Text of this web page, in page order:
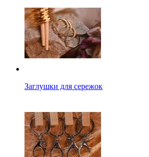
Заглушки для сережок